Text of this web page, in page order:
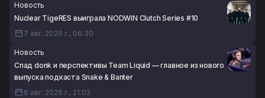
Новость
Nuclear TigeRES выиграла NODWIN Clutch Series #10
7 авг. 2026 г., 06:30
Новость
Спад donk и перспективы Team Liquid — главное из нового
выпуска подкаста Snake & Banter
6 авг. 2026 г., 21:02